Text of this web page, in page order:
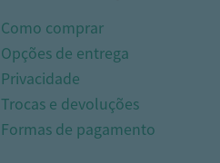
Como comprar
Opções de entrega
Privacidade
Trocas e devoluções
Formas de pagamento